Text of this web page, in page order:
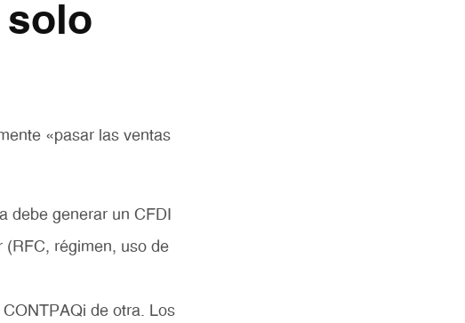
solo
«pasar las ventas
debe generar un CFDI
(RFC, régimen, uso de
de otra. Los